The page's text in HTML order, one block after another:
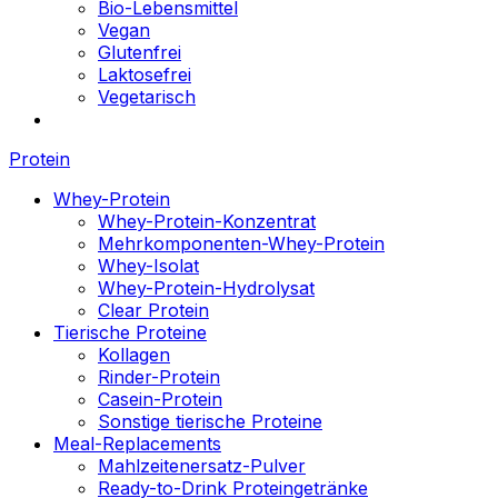
Bio-Lebensmittel
Vegan
Glutenfrei
Laktosefrei
Vegetarisch
Protein
Whey-Protein
Whey-Protein-Konzentrat
Mehrkomponenten-Whey-Protein
Whey-Isolat
Whey-Protein-Hydrolysat
Clear Protein
Tierische Proteine
Kollagen
Rinder-Protein
Casein-Protein
Sonstige tierische Proteine
Meal-Replacements
Mahlzeitenersatz-Pulver
Ready-to-Drink Proteingetränke